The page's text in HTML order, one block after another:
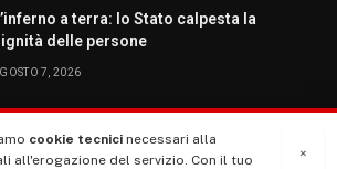
a terra: lo Stato calpesta la
delle persone
7, 2026
×
cookie tecnici necessari alla
all'erogazione del servizio. Con il tuo